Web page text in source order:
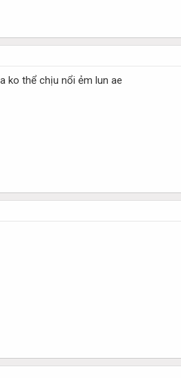
ko thể chịu nổi ẻm lun ae